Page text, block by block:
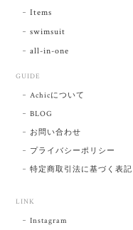
Items
swimsuit
all-in-one
GUIDE
Achicについて
BLOG
お問い合わせ
プライバシーポリシー
特定商取引法に基づく表記
LINK
Instagram